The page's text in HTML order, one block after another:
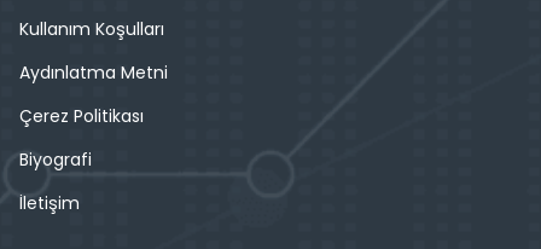
Kullanım Koşulları
Aydınlatma Metni
Çerez Politikası
Biyografi
İletişim